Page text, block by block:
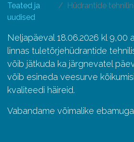
Teated ja
uudised
Hüdrantide tehniline
Neljapäeval 18.06.2026 kl 9,00
linnas tuletõrjehüdrantide
võib jätkuda ka järgnevatel
võib esineda veesurve
kvaliteedi häireid.
Vabandame võimalike